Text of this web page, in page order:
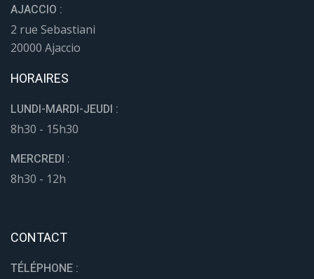
AJACCIO :
2 rue Sebastiani
20000 Ajaccio
HORAIRES
LUNDI-MARDI-JEUDI :
8h30 - 15h30
MERCREDI :
8h30 - 12h
CONTACT
TÉLÉPHONE :